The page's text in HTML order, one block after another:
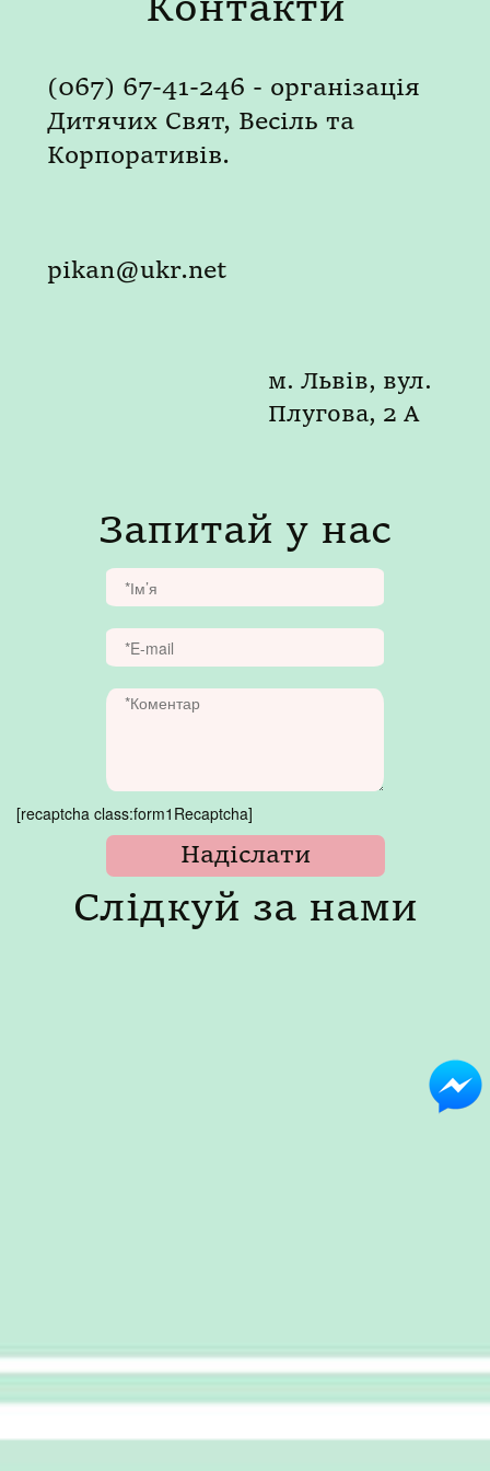
Контакти
(067) 67-41-246 - організація
Дитячих Свят, Весіль та
Корпоративів.
pikan@ukr.net
м. Львів, вул.
Плугова, 2 А
Запитай у нас
[recaptcha class:form1Recaptcha]
Слідкуй за нами